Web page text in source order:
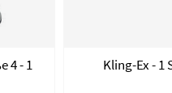
4 - 1
Kling-Ex - 1